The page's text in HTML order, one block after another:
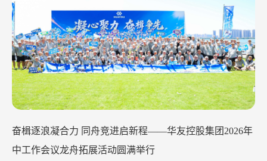
华友钴业2026年中工作会议在苏州召开